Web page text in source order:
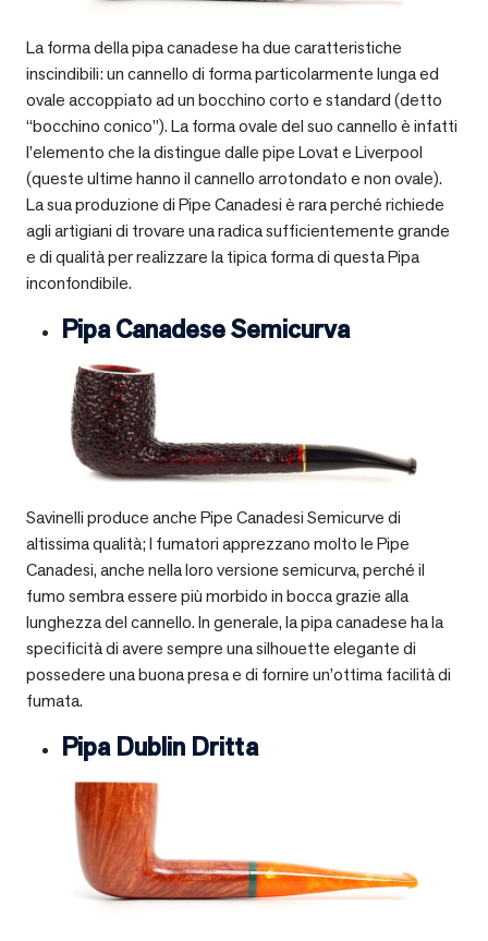
La forma della pipa canadese ha due caratteristiche
inscindibili: un cannello di forma particolarmente lunga ed
ovale accoppiato ad un bocchino corto e standard (detto
“bocchino conico”). La forma ovale del suo cannello è infatti
l’elemento che la distingue dalle pipe Lovat e Liverpool
(queste ultime hanno il cannello arrotondato e non ovale).
La sua produzione di Pipe Canadesi è rara perché richiede
agli artigiani di trovare una radica sufficientemente grande
e di qualità per realizzare la tipica forma di questa Pipa
inconfondibile.
Pipa Canadese Semicurva
Savinelli produce anche Pipe Canadesi Semicurve di
altissima qualità; I fumatori apprezzano molto le Pipe
Canadesi, anche nella loro versione semicurva, perché il
fumo sembra essere più morbido in bocca grazie alla
lunghezza del cannello. In generale, la pipa canadese ha la
specificità di avere sempre una silhouette elegante di
possedere una buona presa e di fornire un’ottima facilità di
fumata.
Pipa Dublin Dritta